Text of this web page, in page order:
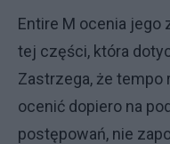
Entire M ocenia jego
tej części, która
Zastrzega, że tempo
ocenić dopiero na
postępowań, nie